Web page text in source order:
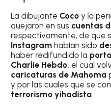
La dibujante Coco y la
quejaron en sus cuentas
respectivamente, de que
Instagram habían sido
haber redifundido la
Charlie Hebdo, el cual
caricaturas de Mahoma
y por las cuales que se
terrorismo yihadista.